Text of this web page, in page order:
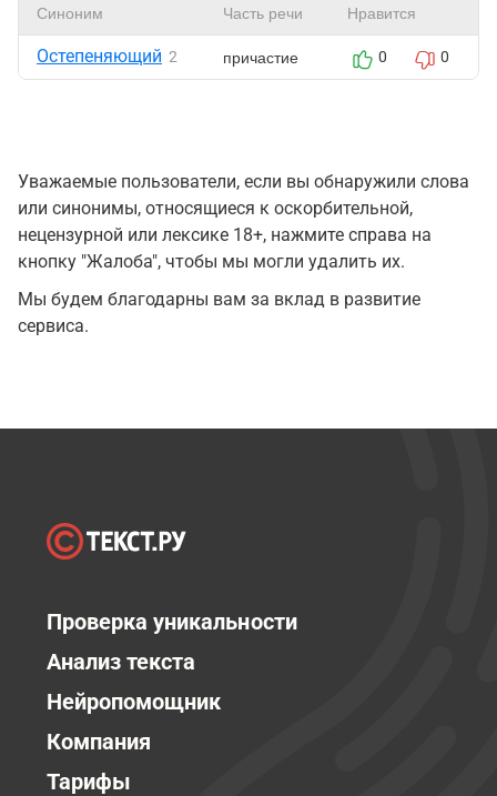
Синоним Часть речи Нравится
Остепеняющий 2 причастие 0 0
Уважаемые пользователи, если вы обнаружили слова
или синонимы, относящиеся к оскорбительной,
нецензурной или лексике 18+, нажмите справа на
кнопку "Жалоба", чтобы мы могли удалить их.
Мы будем благодарны вам за вклад в развитие
сервиса.
Проверка уникальности
Анализ текста
Нейропомощник
Компания
Тарифы